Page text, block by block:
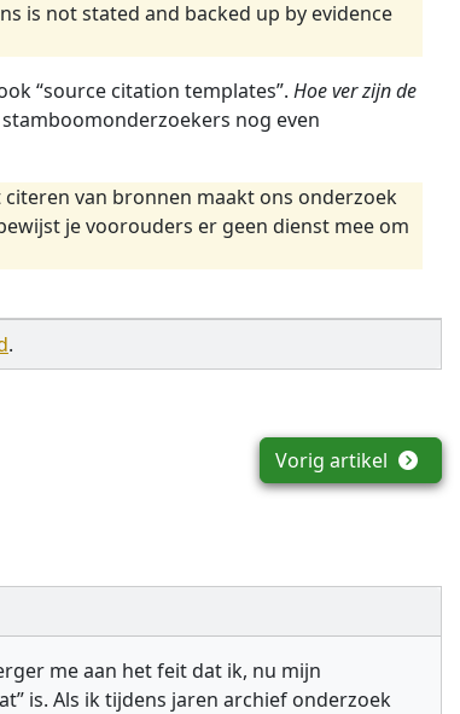
is not stated and backed up by evidence
“source citation templates”. Hoe ver zijn de
nog even
van bronnen maakt ons onderzoek
je voorouders er geen dienst mee om
.
Vorig artikel
me aan het feit dat ik, nu mijn
is. Als ik tijdens jaren archief onderzoek